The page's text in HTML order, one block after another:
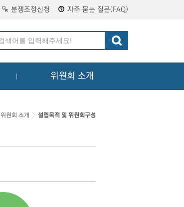
분쟁조정신청 자주 묻는 질문(FAQ)
위원회 소개
위원회 소개 설립목적 및 위원회구성